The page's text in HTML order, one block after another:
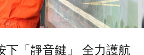
下「靜音鍵」 全力護航